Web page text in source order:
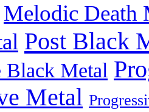
Melodic Death
Post Black
Black Metal
Metal